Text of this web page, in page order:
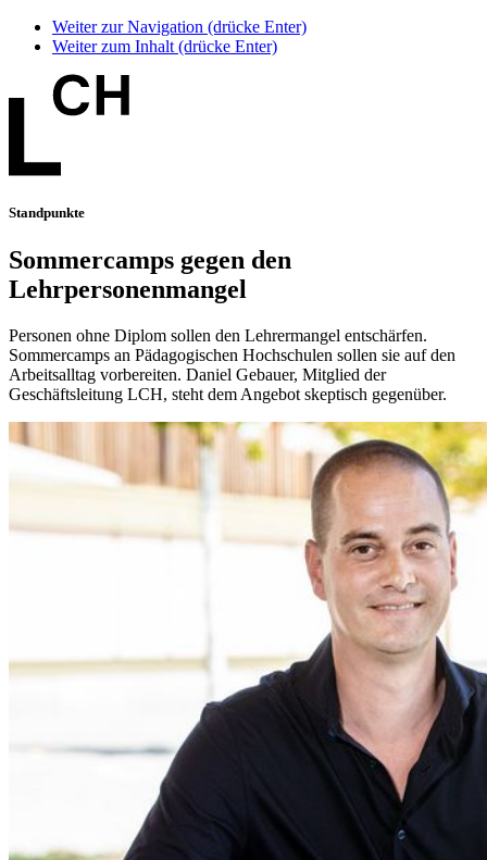
Weiter zur Navigation (drücke Enter)
Weiter zum Inhalt (drücke Enter)
Standpunkte
Sommercamps gegen den
Lehrpersonenmangel
Personen ohne Diplom sollen den Lehrermangel entschärfen.
Sommercamps an Pädagogischen Hochschulen sollen sie auf den
Arbeitsalltag vorbereiten. Daniel Gebauer, Mitglied der
Geschäftsleitung LCH, steht dem Angebot skeptisch gegenüber.